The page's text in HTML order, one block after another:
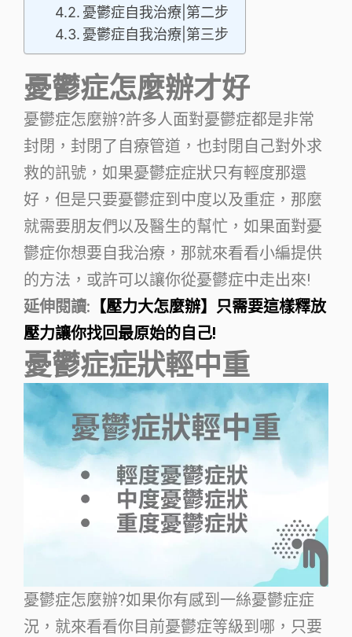
憂鬱症自我治療|第二步
憂鬱症自我治療|第三步
憂鬱症怎麼辦才好
憂鬱症怎麼辦?許多人面對憂鬱症都是非常
封閉，封閉了自療管道，也封閉自己對外求
救的訊號，如果憂鬱症症狀只有輕度那還
好，但是只要憂鬱症到中度以及重症，那麼
就需要朋友們以及醫生的幫忙，如果面對憂
鬱症你想要自我治療，那就來看看小編提供
的方法，或許可以讓你從憂鬱症中走出來!
延伸閱讀: 【壓力大怎麼辦】只需要這樣釋放
壓力讓你找回最原始的自己!
憂鬱症症狀輕中重
憂鬱症怎麼辦?如果你有感到一絲憂鬱症症
況，就來看看你目前憂鬱症等級到哪，只要